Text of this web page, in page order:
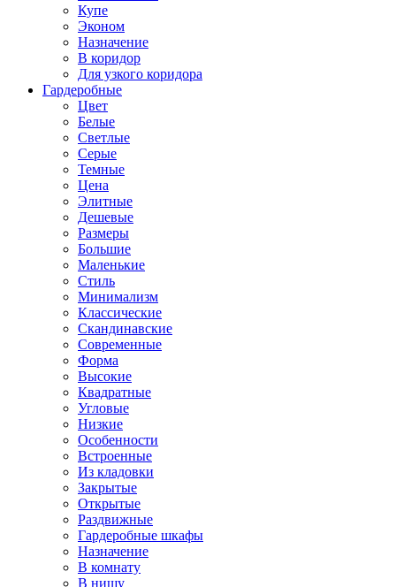
Купе
Эконом
Назначение
В коридор
Для узкого коридора
Гардеробные
Цвет
Белые
Светлые
Серые
Темные
Цена
Элитные
Дешевые
Размеры
Большие
Маленькие
Стиль
Минимализм
Классические
Скандинавские
Современные
Форма
Высокие
Квадратные
Угловые
Низкие
Особенности
Встроенные
Из кладовки
Закрытые
Открытые
Раздвижные
Гардеробные шкафы
Назначение
В комнату
В нишу